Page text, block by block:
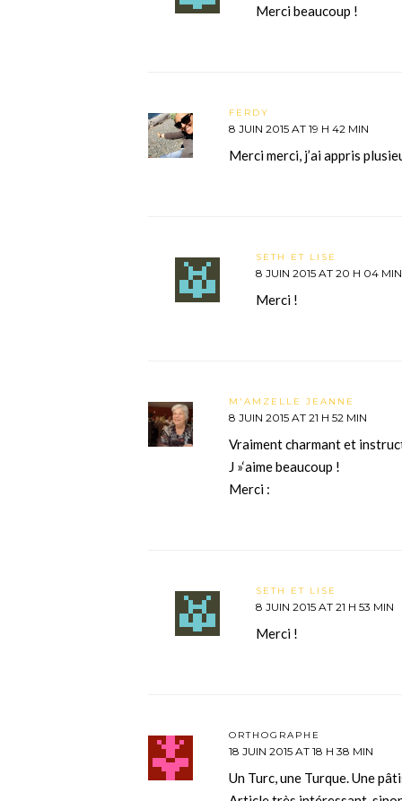
Merci beaucoup !
FERDY
8 JUIN 2015 AT 19 H 42 MIN
Merci merci, j’ai appris
SETH ET LISE
8 JUIN 2015 AT 20 H 04 MIN
Merci !
M'AMZELLE JEANNE
8 JUIN 2015 AT 21 H 52 MIN
Vraiment charmant et
J »‘aime beaucoup !
Merci :
SETH ET LISE
8 JUIN 2015 AT 21 H 53 MIN
Merci !
ORTHOGRAPHE
18 JUIN 2015 AT 18 H 38 MIN
Un Turc, une Turque. Une